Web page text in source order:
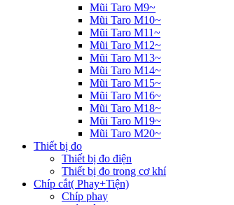
Mũi Taro M9~
Mũi Taro M10~
Mũi Taro M11~
Mũi Taro M12~
Mũi Taro M13~
Mũi Taro M14~
Mũi Taro M15~
Mũi Taro M16~
Mũi Taro M18~
Mũi Taro M19~
Mũi Taro M20~
Thiết bị đo
Thiết bị đo điện
Thiết bị đo trong cơ khí
Chíp cắt( Phay+Tiện)
Chíp phay